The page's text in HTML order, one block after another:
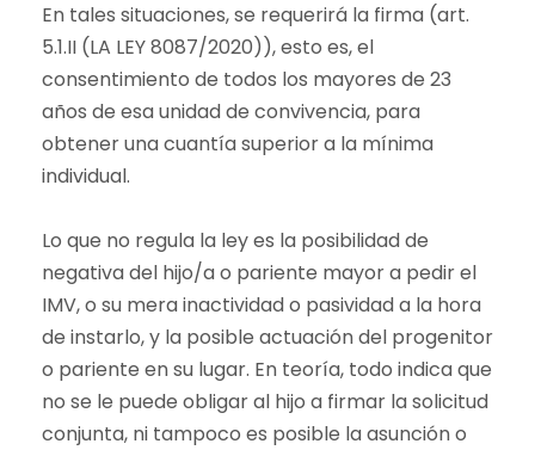
En tales situaciones, se requerirá la firma (art.
5.1.II (LA LEY 8087/2020)), esto es, el
consentimiento de todos los mayores de 23
años de esa unidad de convivencia, para
obtener una cuantía superior a la mínima
individual.
Lo que no regula la ley es la posibilidad de
negativa del hijo/a o pariente mayor a pedir el
IMV, o su mera inactividad o pasividad a la hora
de instarlo, y la posible actuación del progenitor
o pariente en su lugar. En teoría, todo indica que
no se le puede obligar al hijo a firmar la solicitud
conjunta, ni tampoco es posible la asunción o